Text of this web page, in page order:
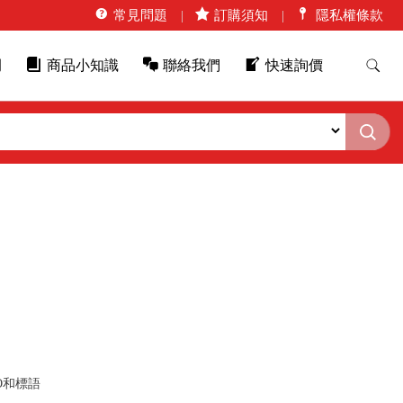
常見問題 訂購須知 隱私權條款
商品小知識 聯絡我們 快速詢價
和標語